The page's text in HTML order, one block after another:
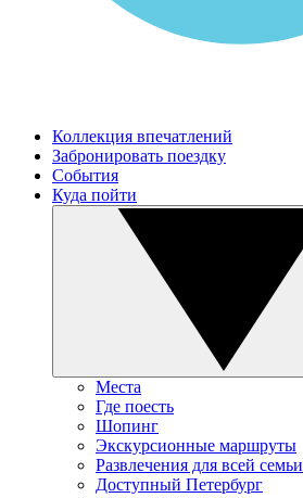
Коллекция впечатлений
Забронировать поездку
События
Куда пойти
Места
Где поесть
Шопинг
Экскурсионные маршруты
Развлечения для всей семьи
Доступный Петербург